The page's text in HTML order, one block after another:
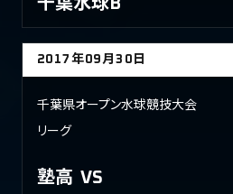
千葉水球B
2017年09月30日
千葉県オープン水球競技大会
リーグ
塾高 VS